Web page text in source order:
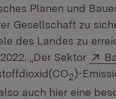
Planen und
Gesellschaft zu
des Landes zu
„Der Sektor
2)-
auch hier eine